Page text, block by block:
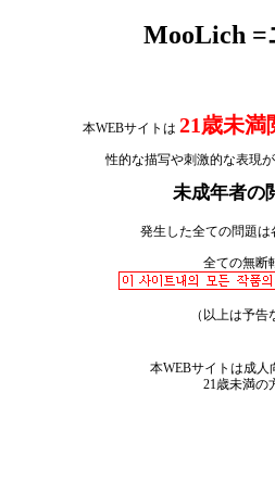
MooLich
本WEBサイトは 21歳未満
性的な描写や刺激的な表現
未成年者の
発生した全ての問題は
全ての無断
（以上は予
本WEBサイトは成
21歳未満の